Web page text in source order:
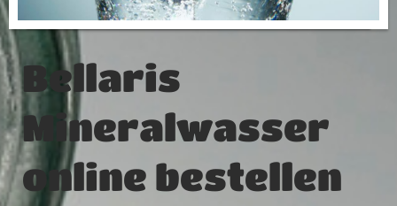
Bellaris
Mineralwasser
online bestellen